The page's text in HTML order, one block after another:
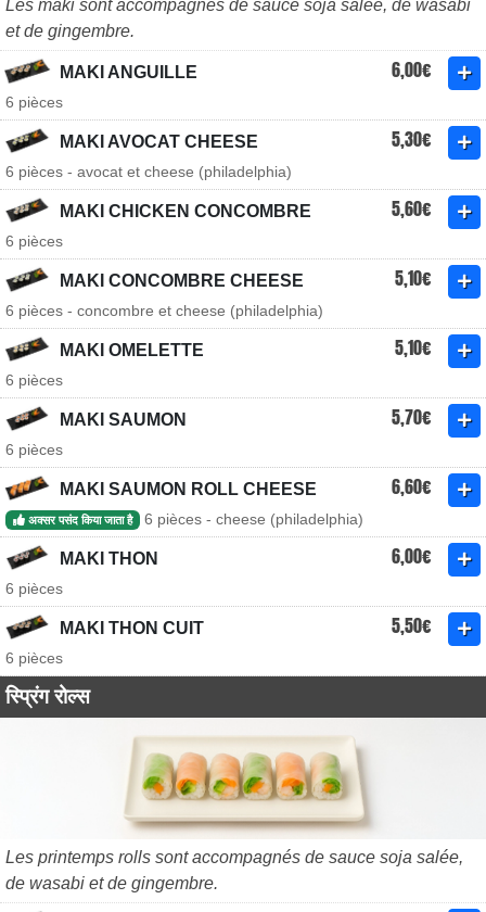
Les maki sont accompagnés de sauce soja salée, de wasabi
et de gingembre.
MAKI ANGUILLE 6,00€
6 pièces
MAKI AVOCAT CHEESE 5,30€
6 pièces - avocat et cheese (philadelphia)
MAKI CHICKEN CONCOMBRE 5,60€
6 pièces
MAKI CONCOMBRE CHEESE 5,10€
6 pièces - concombre et cheese (philadelphia)
MAKI OMELETTE 5,10€
6 pièces
MAKI SAUMON 5,70€
6 pièces
MAKI SAUMON ROLL CHEESE 6,60€
अक्सर पसंद किया जाता है 6 pièces - cheese (philadelphia)
MAKI THON 6,00€
6 pièces
MAKI THON CUIT 5,50€
6 pièces
स्प्रिंग रोल्स
Les printemps rolls sont accompagnés de sauce soja salée,
de wasabi et de gingembre.